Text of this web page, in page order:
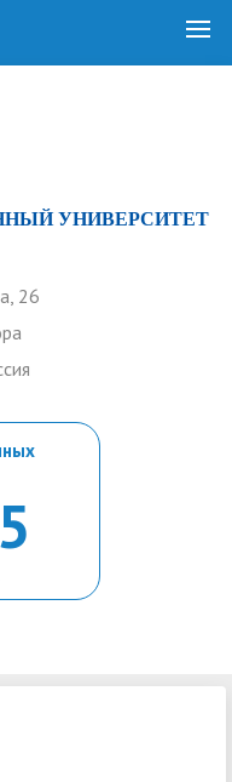
УНИВЕРСИТЕТ
26